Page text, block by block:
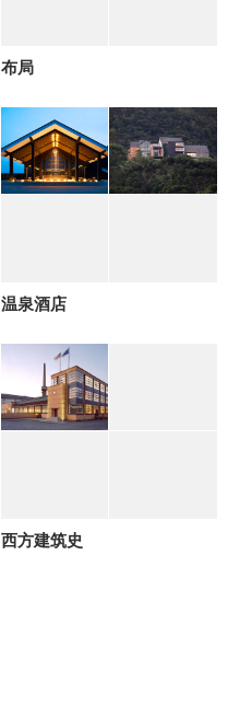
布局
温泉酒店
西方建筑史